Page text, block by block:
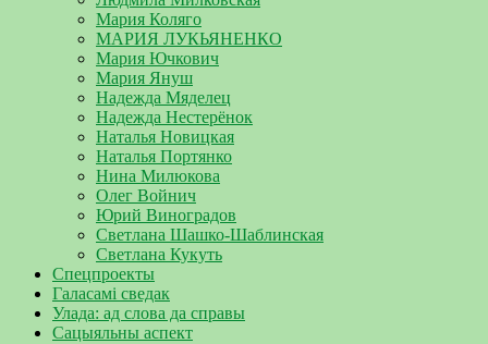
Мария Коляго
МАРИЯ ЛУКЬЯНЕНКО
Мария Ючкович
Мария Януш
Надежда Мяделец
Надежда Нестерёнок
Наталья Новицкая
Наталья Портянко
Нина Милюкова
Олег Войнич
Юрий Виноградов
Светлана Шашко-Шаблинская
Светлана Кукуть
Спецпроекты
Галасамі сведак
Улада: ад слова да справы
Сацыяльны аспект